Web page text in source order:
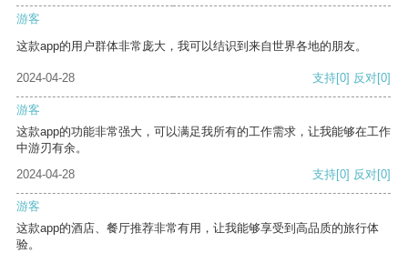
游客
这款app的用户群体非常庞大，我可以结识到来自世界各地的朋友。
2024-04-28 支持[0] 反对[0]
游客
这款app的功能非常强大，可以满足我所有的工作需求，让我能够在工作
中游刃有余。
2024-04-28
支持[0] 反对[0]
游客
这款app的酒店、餐厅推荐非常有用，让我能够享受到高品质的旅行体
验。